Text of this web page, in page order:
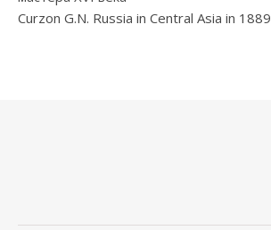
Curzon G.N. Russia in Central Asia in 1889